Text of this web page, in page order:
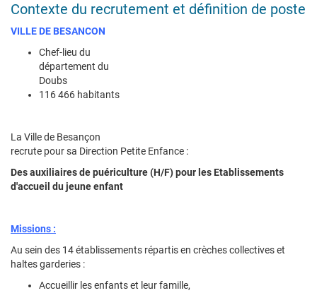
Contexte du recrutement et définition de poste
VILLE DE BESANCON
Chef-lieu du
département du
Doubs
116 466 habitants
La Ville de Besançon
recrute pour sa Direction Petite Enfance :
Des auxiliaires de puériculture (H/F) pour les Etablissements
d'accueil du jeune enfant
Missions :
Au sein des 14 établissements répartis en crèches collectives et
haltes garderies :
Accueillir les enfants et leur famille,